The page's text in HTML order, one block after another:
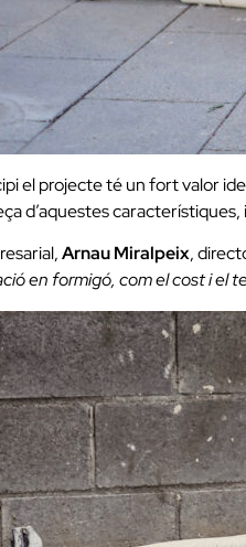
el projecte té un fort valor
d’aquestes característiques,
Arnau Miralpeix,
en formigó, com el cost i el